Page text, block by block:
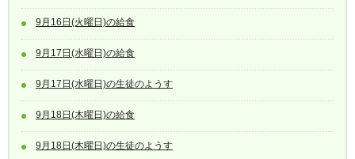
9月16日(火曜日)の給食
9月17日(水曜日)の給食
9月17日(水曜日)の生徒のようす
9月18日(木曜日)の給食
9月18日(木曜日)の生徒のようす